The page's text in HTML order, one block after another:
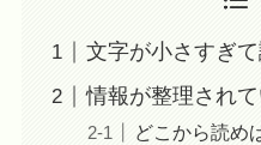
文字が小さすぎ
情報が整理され
どこから読め